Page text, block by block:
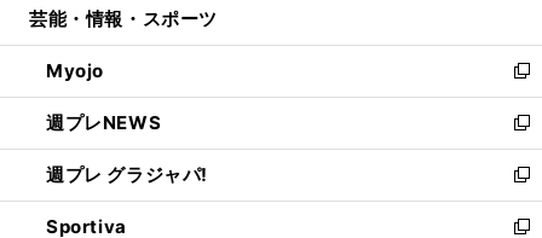
開
く
ウ
で
開
く
ン
ド
ウ
で
開
く
ウ
ィ
ン
ド
ウ
で
開
く
芸能・情報・スポーツ
Myojo
新
し
い
ウ
ィ
ン
ド
週プレNEWS
新
し
い
ウ
ィ
週プレ グラジャパ!
新
し
い
Sportiva
新